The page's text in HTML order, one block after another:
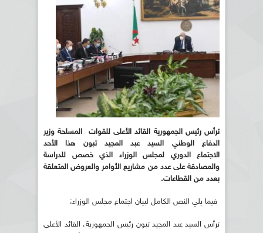
ترأس رئيس الجمهورية القائد الأعلى للقوات المسلحة وزير
الدفاع الوطني السيد عبد المجيد تبون هذا الأحد
الاجتماع الدوري لمجلس الوزراء الذي خصص للدراسة
والمصادقة على عدد من مشاريع الأوامر والعروض المتعلقة
بعدد من القطاعات.
فيما يلي النص الكامل لبيان اجتماع مجلس الوزراء:
ترأس السيد عبد المجيد تبون رئيس الجمهورية، القائد الأعلى